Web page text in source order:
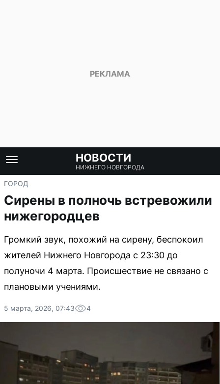
НОВОСТИ
НИЖНЕГО НОВГОРОДА
ГОРОД
Сирены в полночь встревожили
нижегородцев
Громкий звук, похожий на сирену, беспокоил
жителей Нижнего Новгорода с 23:30 до
полуночи 4 марта. Происшествие не связано с
плановыми учениями.
5 марта, 2026, 07:43 4